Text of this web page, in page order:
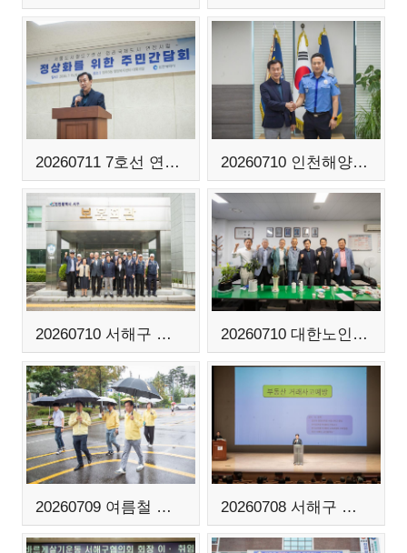
20260711 7호선 연장사업 주민간담회 20260710 인천해양경찰서 방문
20260710 서해구 보훈회관 방문 20260710 대한노인회 서해지구회 방문
20260709 여름철 자연재난 대비 현장점검 20260708 서해구 공인중개사 연수교육